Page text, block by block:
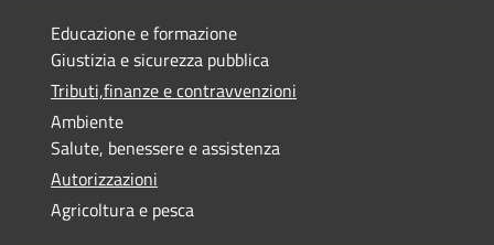
Educazione e formazione
Giustizia e sicurezza pubblica
Tributi,finanze e contravvenzioni
Ambiente
Salute, benessere e assistenza
Autorizzazioni
Agricoltura e pesca